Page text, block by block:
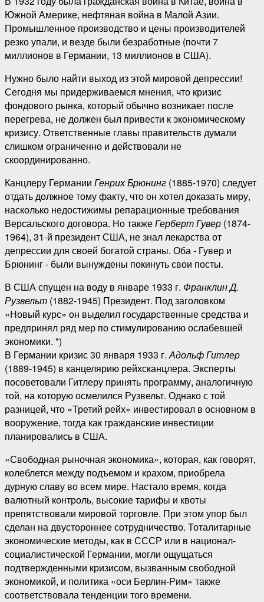
Южной Америке, нефтяная война в Малой Азии.
Промышленное производство и цены производителей
резко упали, и везде были безработные (почти 7
миллионов в Германии, 13 миллионов в США).
Нужно было найти выход из этой мировой депрессии!
Сегодня мы придерживаемся мнения, что кризис
фондового рынка, который обычно возникает после
перегрева, не должен был привести к экономическому
кризису. Ответственные главы правительств думали
слишком ограниченно и действовали не
скоординированно.
Канцлеру Германии Генрих Брюнинг (1885-1970) следует
отдать должное тому факту, что он хотел доказать миру,
насколько недостижимы репарационные требования
Версальского договора. Но такжеГерберт Гувер (1874-
1964), 31-й президент США, не знал лекарства от
депрессии для своей богатой страны. Оба - Гувер и
Брюнинг - были вынуждены покинуть свои посты.
В США спущен на воду в январе 1933 г. Франклин Д.
Рузвельт (1882-1945) Президент. Под заголовком
«Новый курс» он выделил государственные средства и
предпринял ряд мер по стимулированию ослабевшей
экономики. *)
В Германии кризис 30 января 1933 г.Адольф Гитлер
(1889-1945) в канцелярию рейхсканцлера. Эксперты
посоветовали Гитлеру принять программу, аналогичную
той, на которую осмелился Рузвельт. Однако с той
разницей, что «Третий рейх» инвестировал в основном в
вооружение, тогда как гражданские инвестиции
планировались в США.
«Свободная рыночная экономика», которая, как говорят,
колеблется между подъемом и крахом, приобрела
дурную славу во всем мире. Настало время, когда
валютный контроль, высокие тарифы и квоты
препятствовали мировой торговле. При этом упор был
сделан на двустороннее сотрудничество. Тоталитарные
экономические методы, как в СССР или в национал-
социалистической Германии, могли ощущаться
подтвержденными кризисом, вызванным свободной
экономикой, и политика «оси Берлин-Рим» также
соответствовала тенденции того времени.